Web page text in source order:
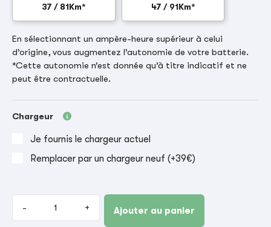
37 / 81Km*
47 / 91Km*
En sélectionnant un ampère-heure supérieur à celui
d’origine, vous augmentez l’autonomie de votre batterie.
*Cette autonomie n’est donnée qu’à titre indicatif et ne
peut être contractuelle.
Chargeur
Je fournis le chargeur actuel
Remplacer par un chargeur neuf (+39€)
- + Ajouter au panier